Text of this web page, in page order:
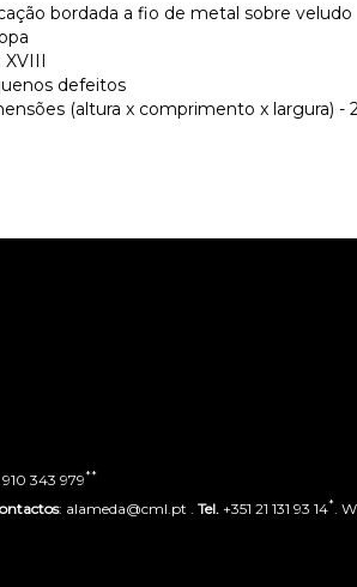
bordada a fio de metal sobre veludo
XVIII
defeitos
(altura x comprimento x largura) -
343 979**
: alameda@cml.pt . Tel. +351 21 131 93 14* .